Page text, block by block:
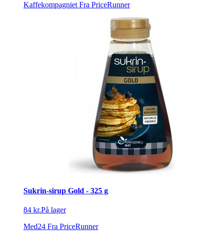
Kaffekompagniet Fra PriceRunner
Sukrin-sirup Gold - 325 g
84 kr.På lager
Med24 Fra PriceRunner